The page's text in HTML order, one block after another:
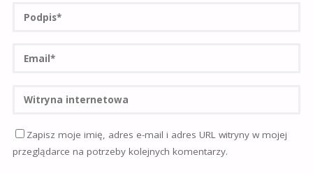
Zapisz moje imię, adres e-mail i adres URL witryny w mojej
przeglądarce na potrzeby kolejnych komentarzy.